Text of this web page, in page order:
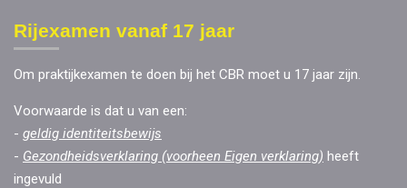
Rijexamen vanaf 17 jaar
Om praktijkexamen te doen bij het CBR moet u 17 jaar zijn.
Voorwaarde is dat u van een:
- geldig identiteitsbewijs
- Gezondheidsverklaring (voorheen Eigen verklaring) heeft
ingevuld